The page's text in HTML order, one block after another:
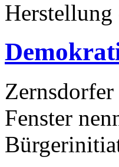
Fenster